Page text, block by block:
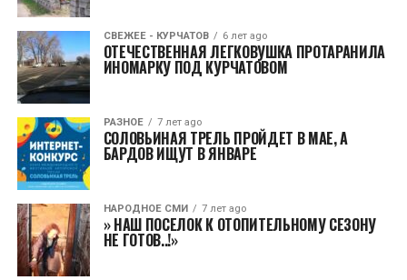
СВЕЖЕЕ - КУРЧАТОВ 6 лет ago
ОТЕЧЕСТВЕННАЯ ЛЕГКОВУШКА ПРОТАРАНИЛА
ИНОМАРКУ ПОД КУРЧАТОВОМ
РАЗНОЕ 7 лет ago
СОЛОВЬИНАЯ ТРЕЛЬ ПРОЙДЕТ В МАЕ, А
БАРДОВ ИЩУТ В ЯНВАРЕ
НАРОДНОЕ СМИ 7 лет ago
» НАШ ПОСЕЛОК К ОТОПИТЕЛЬНОМУ СЕЗОНУ
НЕ ГОТОВ..!»